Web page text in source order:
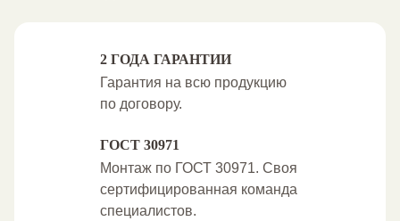
2 ГОДА ГАРАНТИИ
Гарантия на всю продукцию
по договору.
ГОСТ 30971
Монтаж по ГОСТ 30971. Своя
сертифицированная команда
специалистов.